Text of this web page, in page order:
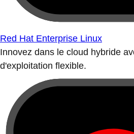
Red Hat Enterprise Linux
Innovez dans le cloud hybride
d'exploitation flexible.